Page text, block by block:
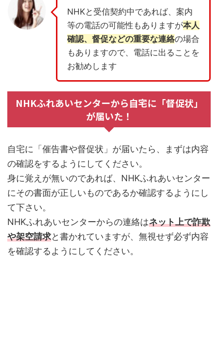
NHKと受信契約中であれば、案内
等の電話の可能性もありますが本人
確認、督促などの重要な連絡の場合
もありますので、電話に出ることを
お勧めします
NHKふれあいセンターから自宅に「督促状」
が届いた！
自宅に「催告書や督促状」が届いたら、まずは内容
の確認をするようにしてください。
身に覚えが無いのであれば、NHKふれあいセンター
にその書面が正しいものであるか確認するようにし
て下さい。
NHKふれあいセンターからの連絡はネット上で詐欺
や架空請求と書かれていますが、無視せず必ず内容
を確認するようにしてください。